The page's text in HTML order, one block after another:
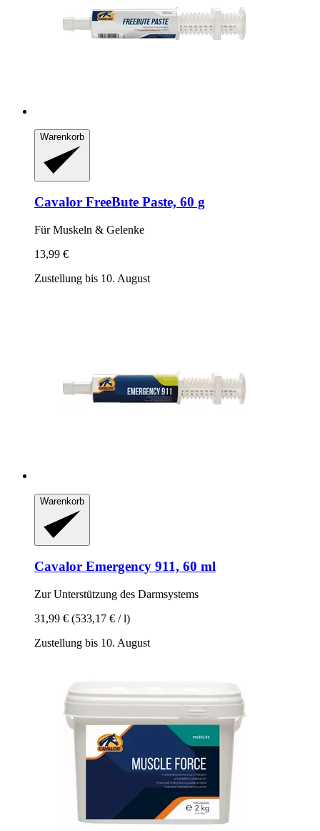
Warenkorb
Cavalor FreeBute Paste, 60 g
Für Muskeln & Gelenke
13,99 €
Zustellung bis 10. August
Warenkorb
Cavalor Emergency 911, 60 ml
Zur Unterstützung des Darmsystems
31,99 € (533,17 € / l)
Zustellung bis 10. August